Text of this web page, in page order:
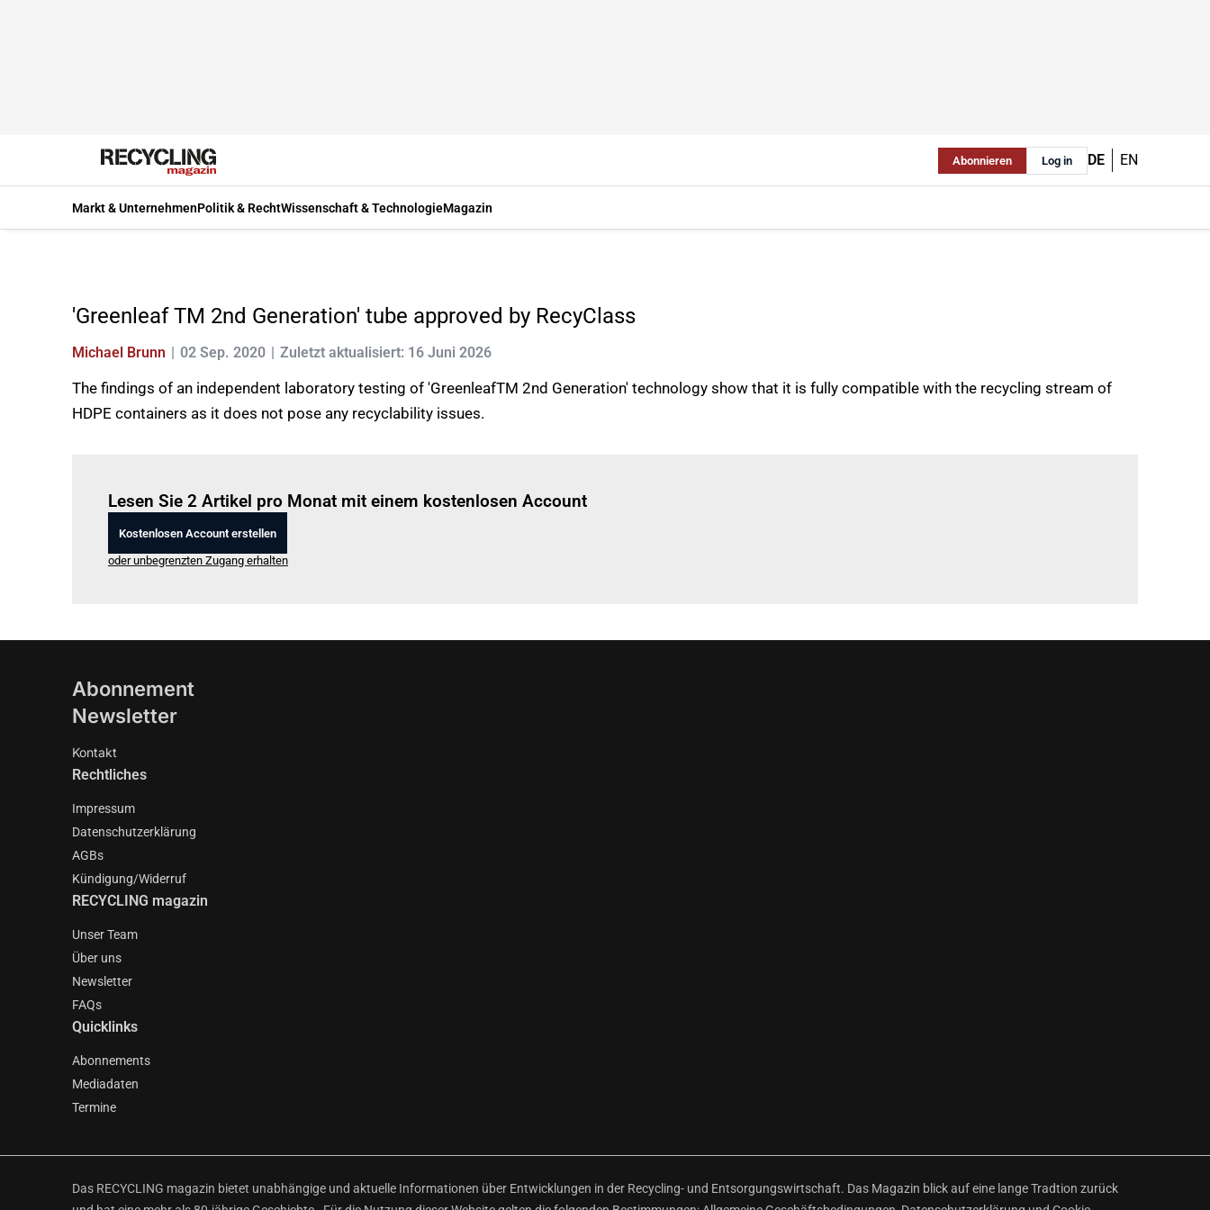
Abonnieren Log in DE EN
Markt & UnternehmenPolitik & RechtWissenschaft & TechnologieMagazin
'Greenleaf TM 2nd Generation' tube approved by RecyClass
Michael Brunn 02 Sep. 2020 Zuletzt aktualisiert: 16 Juni 2026
The findings of an independent laboratory testing of 'GreenleafTM 2nd Generation' technology show that it is fully compatible with the recycling stream of
HDPE containers as it does not pose any recyclability issues.
Lesen Sie 2 Artikel pro Monat mit einem kostenlosen Account
Kostenlosen Account erstellen
oder unbegrenzten Zugang erhalten
Abonnement
Newsletter
Kontakt
Rechtliches
Impressum
Datenschutzerklärung
AGBs
Kündigung/Widerruf
RECYCLING magazin
Unser Team
Über uns
Newsletter
FAQs
Quicklinks
Abonnements
Mediadaten
Termine
Das RECYCLING magazin bietet unabhängige und aktuelle Informationen über Entwicklungen in der Recycling- und Entsorgungswirtschaft. Das Magazin blick auf eine lange Tradtion zurück